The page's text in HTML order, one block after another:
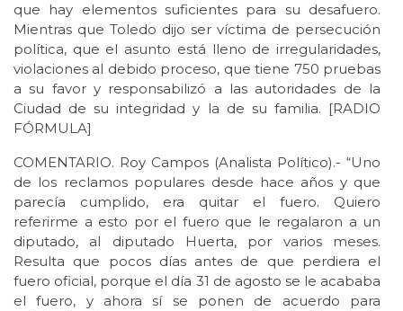
que hay elementos suficientes para su desafuero.
Mientras que Toledo dijo ser víctima de persecución
política, que el asunto está lleno de irregularidades,
violaciones al debido proceso, que tiene 750 pruebas
a su favor y responsabilizó a las autoridades de la
Ciudad de su integridad y la de su familia. [RADIO
FÓRMULA]
COMENTARIO. Roy Campos (Analista Político).- “Uno
de los reclamos populares desde hace años y que
parecía cumplido, era quitar el fuero. Quiero
referirme a esto por el fuero que le regalaron a un
diputado, al diputado Huerta, por varios meses.
Resulta que pocos días antes de que perdiera el
fuero oficial, porque el día 31 de agosto se le acababa
el fuero, y ahora sí se ponen de acuerdo para